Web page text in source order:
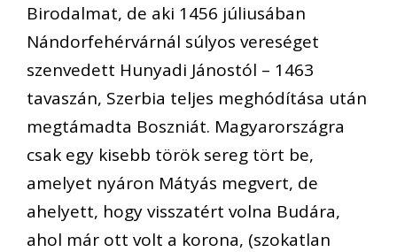
Birodalmat, de aki 1456 júliusában
Nándorfehérvárnál súlyos vereséget
szenvedett Hunyadi Jánostól – 1463
tavaszán, Szerbia teljes meghódítása után
megtámadta Boszniát. Magyarországra
csak egy kisebb török sereg tört be,
amelyet nyáron Mátyás megvert, de
ahelyett, hogy visszatért volna Budára,
ahol már ott volt a korona, (szokatlan